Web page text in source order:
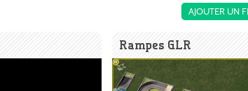
AJOUTER UN
Rampes GLR